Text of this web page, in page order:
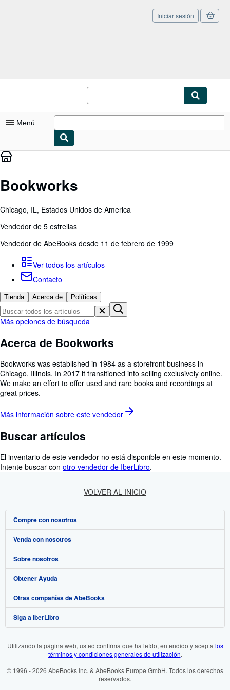
Pasar al contenido principal
Iniciar sesión
Menú
Mi cuenta
Búsqueda avanzada
Colecciones
Libros antiguos
Arte y coleccionismo
Vendedores
Comenzar a vender
Ayuda
CERRAR
Bookworks
Chicago, IL, Estados Unidos de America
Vendedor de 5 estrellas
Vendedor de AbeBooks desde 11 de febrero de 1999
Ver todos los artículos
Contacto
Tienda Acerca de Políticas
Más opciones de búsqueda
Acerca de Bookworks
Bookworks was established in 1984 as a storefront business in
Chicago, Illinois. In 2017 it transitioned into selling exclusively online.
We make an effort to offer used and rare books and recordings at
great prices.
Más información sobre este vendedor
Buscar artículos
El inventario de este vendedor no está disponible en este momento.
Intente buscar con otro vendedor de IberLibro.
VOLVER AL INICIO
Compre con nosotros
Búsqueda avanzada
Colecciones
Mi cuenta
Mis pedidos
Ver carrito
Venda con nosotros
Comenzar a vender
Únase a nuestro programa de afiliados
Recomiende un vendedor
Sobre nosotros
Sobre IberLibro
Medios
Empleo
Preferencias de cookies
Aviso de cookies
Obtener Ayuda
Preguntas frecuentes y guías
Atención al Cliente
Otras compañías de AbeBooks
AbeBooks.com
AbeBooks.de
AbeBooks.fr
Siga a IberLibro
Utilizando la página web, usted confirma que ha leído, entendido y acepta los
términos y condiciones generales de utilización.
© 1996 - 2026 AbeBooks Inc. & AbeBooks Europe GmbH. Todos los derechos
reservados.